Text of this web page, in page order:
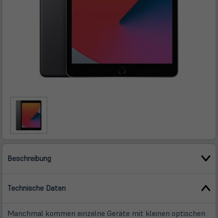
Beschreibung
Technische Daten
Manchmal kommen einzelne Geräte mit kleinen optischen